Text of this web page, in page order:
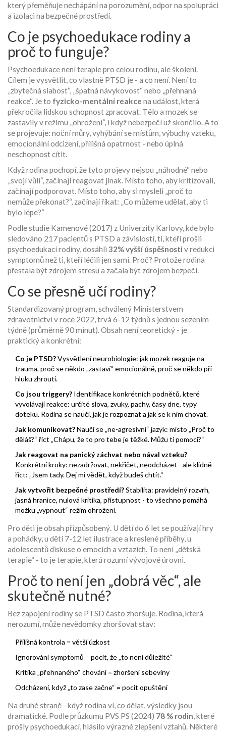
který přeměňuje nechápání na porozumění, odpor na spolupráci
a izolaci na bezpečné prostředí.
Co je psychoedukace rodiny a
proč to funguje?
Psychoedukace není terapie pro celou rodinu, ale školení.
Cílem je vysvětlit, co vlastně PTSD je - a co není. Není to
„zbytečná slabost“, „špatná návykovost“ nebo „přehnaná
reakce“. Je to fyzicko-mentální reakce na událost, která
překročila lidskou schopnost zpracovat. Tělo a mozek se
zastavily v režimu „ohrožení“, i když nebezpečí už skončilo. A to
se projevuje: noční můry, vyhýbání se místům, výbuchy vzteku,
emocionální odcizení, přílišná opatrnost - nebo úplná
neschopnost cítit.
Když rodina pochopí, že tyto projevy nejsou „náhodné“ nebo
„svojí vůlí“, začínají reagovat jinak. Místo toho, aby kritizovali,
začínají podporovat. Místo toho, aby si mysleli „proč to
nemůže překonat?“, začínají říkat: „Co můžeme udělat, aby ti
bylo lépe?“
Podle studie Kamenové (2017) z Univerzity Karlovy, kde bylo
sledováno 217 pacientů s PTSD a závislostí, ti, kteří prošli
psychoedukací rodiny, dosáhli 32% vyšší úspěšnosti v redukci
symptomů než ti, kteří léčili jen sami. Proč? Protože rodina
přestala být zdrojem stresu a začala být zdrojem bezpečí.
Co se přesně učí rodiny?
Standardizovaný program, schválený Ministerstvem
zdravotnictví v roce 2022, trvá 6-12 týdnů s jednou sezením
týdně (průměrně 90 minut). Obsah není teoretický - je
praktický a konkrétní:
Co je PTSD?Vysvětlení neurobiologie: jak mozek reaguje na
trauma, proč se někdo „zastaví“ emocionálně, proč se někdo při
hluku zhroutí.
Co jsou triggery? Identifikace konkrétních podnětů, které
vyvolávají reakce: určité slova, zvuky, pachy, časy dne, typy
doteku. Rodina se naučí, jak je rozpoznat a jak se k nim chovat.
Jak komunikovat?Naučí se „ne-agresivní“ jazyk: místo „Proč to
děláš?“ říct „Chápu, že to pro tebe je těžké. Můžu ti pomoci?“
Jak reagovat na panický záchvat nebo nával vzteku?
Konkrétní kroky: nezadržovat, nekřičet, neodcházet - ale klidně
říct: „Jsem tady. Dej mi vědět, když budeš chtít.“
Jak vytvořit bezpečné prostředí?Stabilita: pravidelný rozvrh,
jasná hranice, nulová kritika, přístupnost - to všechno pomáhá
možku „vypnout“ režim ohrožení.
Pro děti je obsah přizpůsobený. U dětí do 6 let se používají hry
a pohádky, u dětí 7-12 let ilustrace a kreslené příběhy, u
adolescentů diskuse o emocích a vztazích. To není „dětská
terapie“ - to je terapie, která rozumí vývojové úrovni.
Proč to není jen „dobrá věc“, ale
skutečně nutné?
Bez zapojení rodiny se PTSD často zhoršuje. Rodina, která
nerozumí, může nevědomky zhoršovat stav:
Přílišná kontrola = větší úzkost
Ignorování symptomů = pocit, že „to není důležité“
Kritika „přehnaného“ chování = zhoršení sebeviny
Odcházení, když „to zase začne“ = pocit opuštění
Na druhé straně - když rodina ví, co dělat, výsledky jsou
dramatické. Podle průzkumu PVS PS (2024) 78 % rodin, které
prošly psychoedukací, hlásilo výrazné zlepšení vztahů. Některé